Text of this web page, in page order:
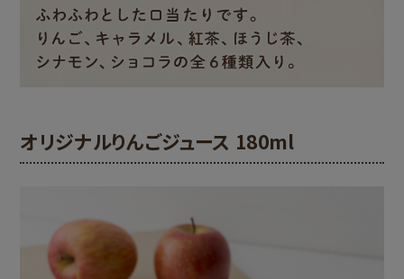
オリジナルりんごジュース 180ml